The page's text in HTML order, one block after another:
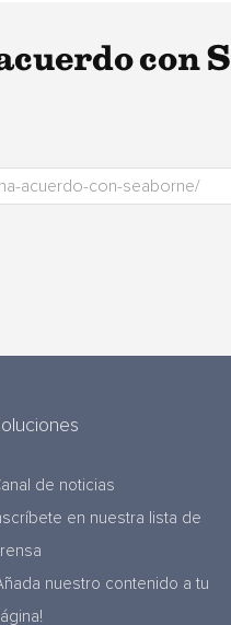
con
de noticias
en nuestra lista de
nuestro contenido a tu